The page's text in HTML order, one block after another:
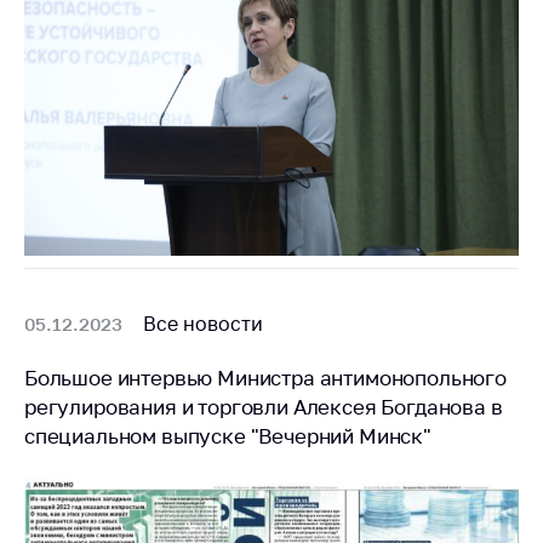
Важное на сайте
Сообщить о росте
Ценообразование
на лекарственные
средства, изделия
медицинского
назначения и
медицинскую
Решение Комиссии
факта нарушения
(отсутствия)
нарушения
антимонопольного
законодательства
Предостережения и
05.12.2023 Все новости
Большое интервью Министра антимонопольного
регулирования и торговли Алексея Богданова в
специальном выпуске "Вечерний Минск"